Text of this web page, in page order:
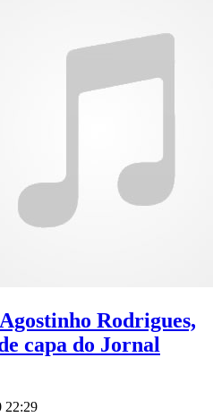
Rodrigues,
capa do Jornal
22:29